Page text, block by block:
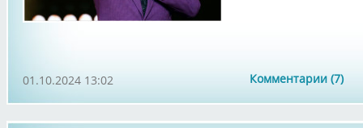
Комментарии (7)
01.10.2024 13:02